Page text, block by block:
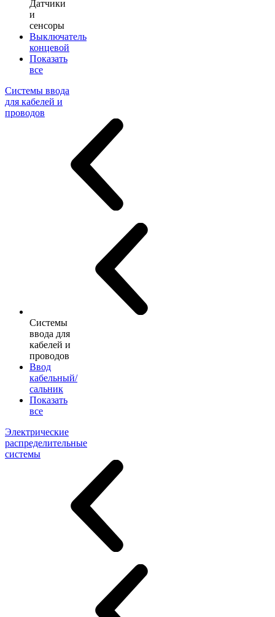
Датчики
и
сенсоры
Выключатель
концевой
Показать
все
Системы ввода
для кабелей и
проводов
Системы
ввода для
кабелей и
проводов
Ввод
кабельный/
сальник
Показать
все
Электрические
распределительные
системы